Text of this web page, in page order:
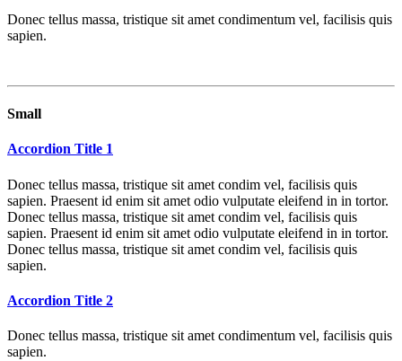
Donec tellus massa, tristique sit amet condimentum vel, facilisis quis
sapien.
Small
Accordion Title 1
Donec tellus massa, tristique sit amet condim vel, facilisis quis
sapien. Praesent id enim sit amet odio vulputate eleifend in in tortor.
Donec tellus massa, tristique sit amet condim vel, facilisis quis
sapien. Praesent id enim sit amet odio vulputate eleifend in in tortor.
Donec tellus massa, tristique sit amet condim vel, facilisis quis
sapien.
Accordion Title 2
Donec tellus massa, tristique sit amet condimentum vel, facilisis quis
sapien.